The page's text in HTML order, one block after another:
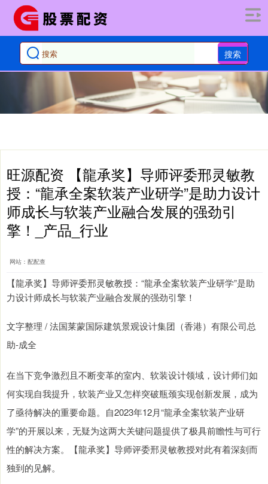
搜索
旺源配资 【龍承奖】导师评委邢灵敏教
授：“龍承全案软装产业研学”是助力设计
师成长与软装产业融合发展的强劲引
擎！_产品_行业
网站：配配查
【龍承奖】导师评委邢灵敏教授：“龍承全案软装产业研学”是助
力设计师成长与软装产业融合发展的强劲引擎！
文字整理 / 法国莱蒙国际建筑景观设计集团（香港）有限公司总
助-成全
在当下竞争激烈且不断变革的室内、软装设计领域，设计师们如
何实现自我提升，软装产业又怎样突破瓶颈实现创新发展，成为
了亟待解决的重要命题。自2023年12月“龍承全案软装产业研
学”的开展以来，无疑为这两大关键问题提供了极具前瞻性与可行
性的解决方案。【龍承奖】导师评委邢灵敏教授对此有着深刻而
独到的见解。